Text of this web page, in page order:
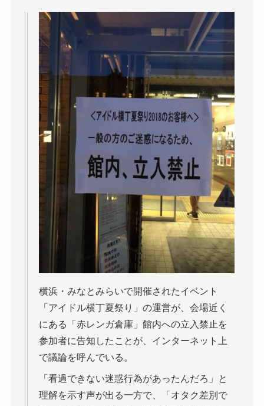
横浜・みなとみらいで開催されたイベント
「アイドル横丁夏祭り」の運営が、会場近く
にある「赤レンガ倉庫」館内への立入禁止を
参加者に告知したことが、インターネット上
で議論を呼んでいる。
「看過できない迷惑行為があったんだろ」と
理解を示す声が出る一方で、「オタク差別で